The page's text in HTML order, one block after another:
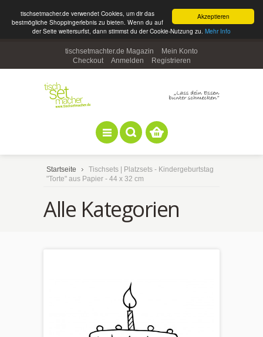
Akzeptieren
tischsetmacher.de verwendet Cookies, um dir das
bestmögliche Shoppingerlebnis zu bieten. Wenn du auf
der Seite weitersurfst, dann stimmst du der Cookie-Nutzung zu. Mehr Info
tischsetmachter.de Magazin
Mein Konto
Checkout
Anmelden Registrieren
Startseite
Tischsets | Platzsets - Kindergeburtstag
"Torte" aus Papier - 44 x 32 cm
Alle Kategorien